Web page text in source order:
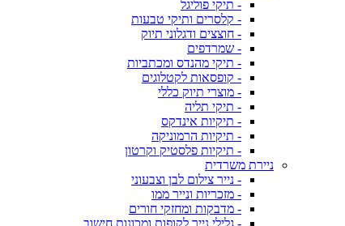
- תיקי פוליגל
- קלסרים ותיקי טבעות
- חוצצים ודגלוני תיוק
- שמרדפים
- תיקי מהנדס ומכתביות
- קופסאות לקטלוגים
- מוצרי תיוק כללי
- תיקי תליה
- תיקיות אינדקס
- תיקיות הרמוניקה
- תיקיות פלסטיק וקרטון
ניירת משרדית
- נייר צילום לבן וצבעוני
- מזכריות ונייר ממו
- מדבקות ומחזקי חורים
- גלילי נייר לקופות ומכונות חישוב